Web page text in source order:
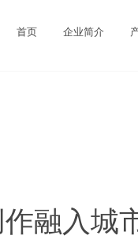
首页 企业简介
融入城